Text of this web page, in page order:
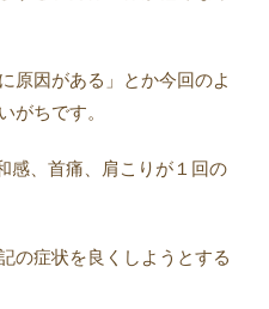
原因がある」とか今回のよ
がちです。
感、首痛、肩こりが１回の
の症状を良くしようとする